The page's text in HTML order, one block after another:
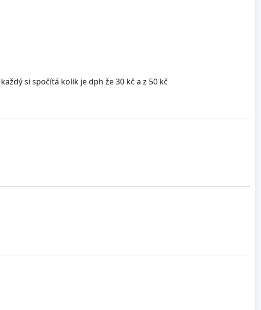
si spočítá kolik je dph že 30 kč a z 50 kč